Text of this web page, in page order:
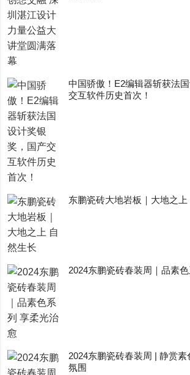
中国骄傲！E2编辑器斩获法
交互软件历史首次！
东鹏瓷砖大地岩板｜大地之上
2024东鹏瓷砖春装周｜品素
2024东鹏瓷砖春装周 | 静赏
氛围